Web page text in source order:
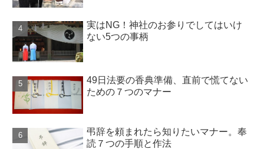
実はNG！神社のお参りでしてはいけ
ない5つの事柄
49日法要の香典準備、直前で慌てない
ための７つのマナー
弔辞を頼まれたら知りたいマナー。奉
読７つの手順と作法